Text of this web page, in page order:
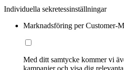
Individuella sekretessinställningar
Marknadsföring per Customer-
Med ditt samtycke kommer vi
kampanjer och visa dig